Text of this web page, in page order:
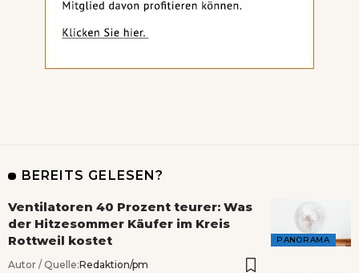
BEREITS GELESEN?
PANORAMA
Ventilatoren 40 Prozent teurer: Was
der Hitzesommer Käufer im Kreis
Rottweil kostet
Autor / Quelle:Redaktion/pm